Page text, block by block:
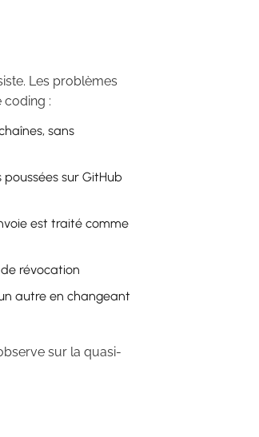
Les problèmes
coding :
sans
sur GitHub
est traité comme
révocation
autre en changeant
sur la quasi-